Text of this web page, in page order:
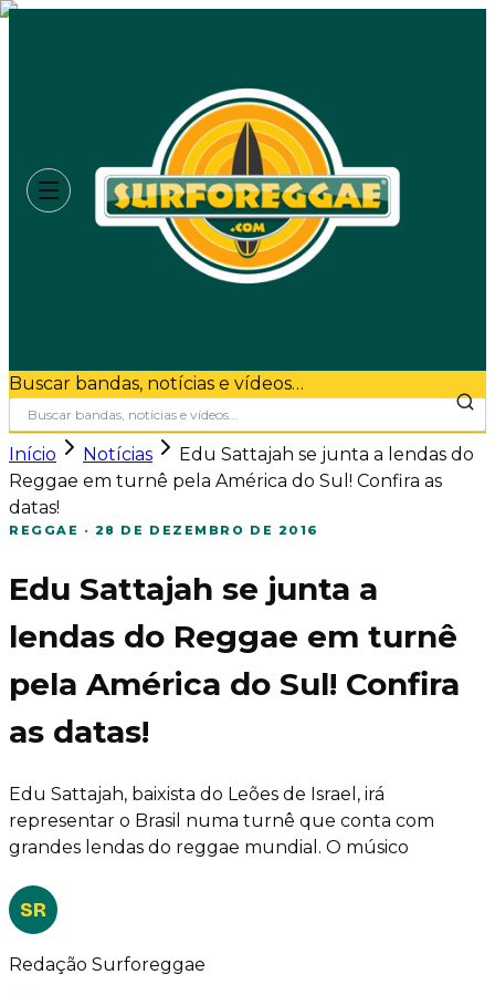
Buscar bandas, notícias e vídeos…
Início Notícias
Edu Sattajah se junta a lendas do
Reggae em turnê pela América do Sul! Confira as
datas!
REGGAE · 28 DE DEZEMBRO DE 2016
Edu Sattajah se junta a
lendas do Reggae em turnê
pela América do Sul! Confira
as datas!
Edu Sattajah, baixista do Leões de Israel, irá
representar o Brasil numa turnê que conta com
grandes lendas do reggae mundial. O músico
SR
Redação Surforeggae